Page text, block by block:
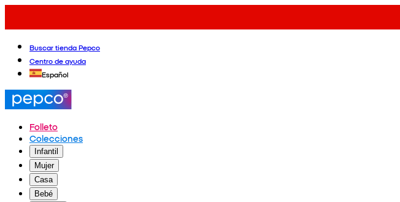
Buscar tienda Pepco
Centro de ayuda
Español
Folleto
Colecciones
Infantil
Mujer
Casa
Bebé